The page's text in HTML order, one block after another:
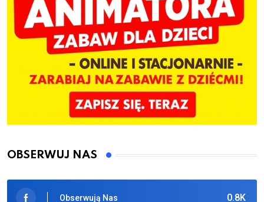
OBSERWUJ NAS
0.8K
Obserwują Nas